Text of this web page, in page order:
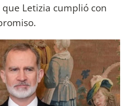
Letizia cumplió con